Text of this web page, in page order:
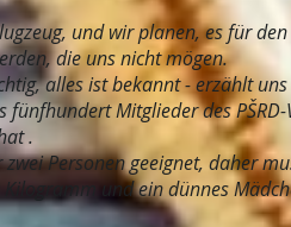
und wir planen, es für
die uns nicht mögen.
alles ist bekannt - erzählt
fünfhundert Mitglieder des
.
Personen geeignet, daher
und ein dünnes